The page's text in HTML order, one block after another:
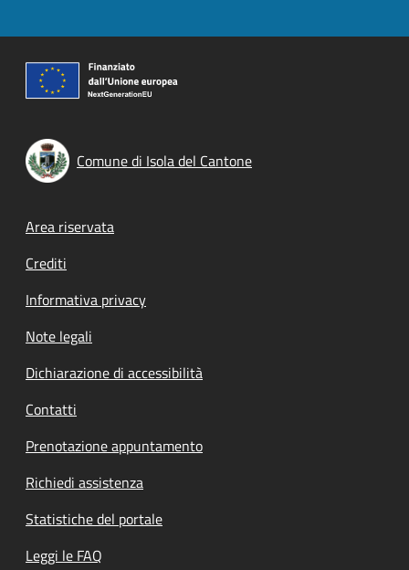
Comune di Isola del Cantone
Footer menu
Area riservata
Crediti
Informativa privacy
Note legali
Dichiarazione di accessibilità
Contatti
Prenotazione appuntamento
Richiedi assistenza
Statistiche del portale
Leggi le FAQ